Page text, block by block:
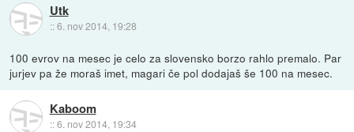
Utk
::6. nov 2014, 19:28
100 evrov na mesec je celo za slovensko borzo rahlo premalo. Par
jurjev pa že moraš imet, magari če pol dodajaš še 100 na mesec.
Kaboom
::6. nov 2014, 19:34